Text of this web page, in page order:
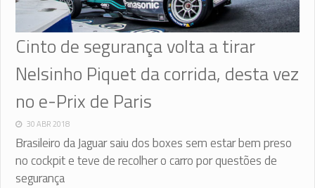
Cinto de segurança volta a tirar
Nelsinho Piquet da corrida, desta vez
no e-Prix de Paris
30 ABR 2018
Brasileiro da Jaguar saiu dos boxes sem estar bem preso
no cockpit e teve de recolher o carro por questões de
segurança